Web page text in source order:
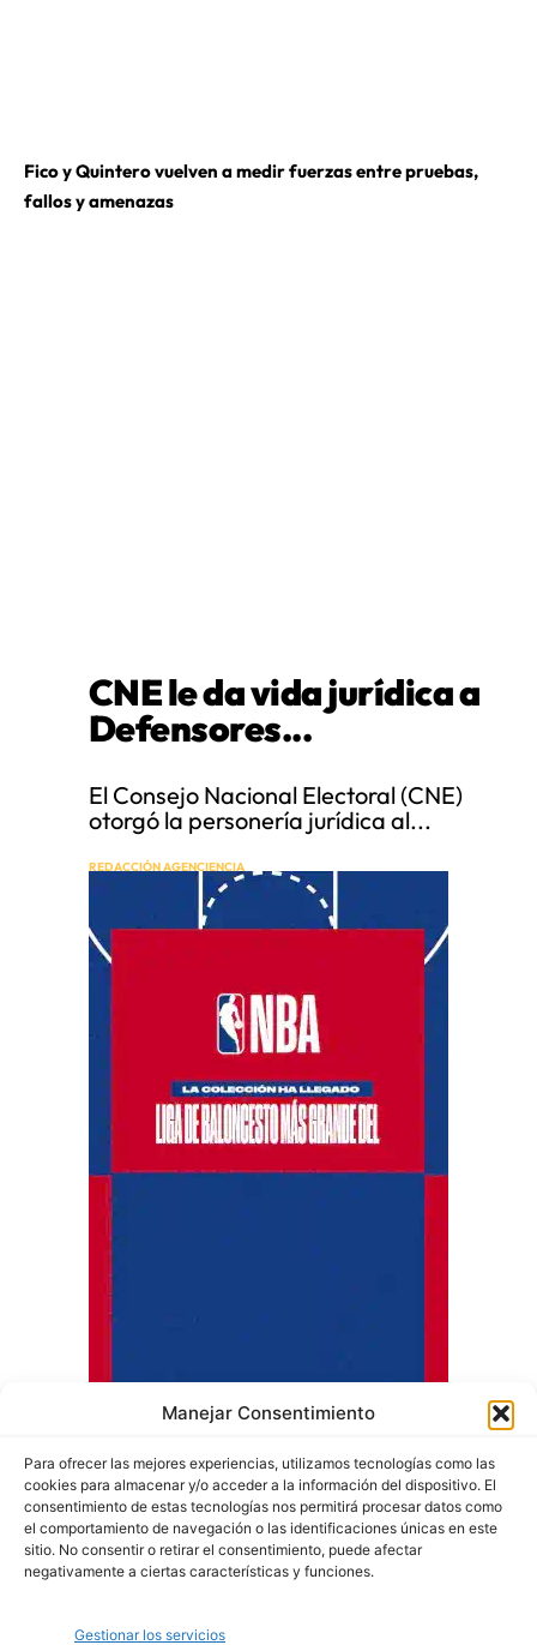
Manejar Consentimiento
Para ofrecer las mejores experiencias, utilizamos tecnologías como las
cookies para almacenar y/o acceder a la información del dispositivo. El
consentimiento de estas tecnologías nos permitirá procesar datos como
el comportamiento de navegación o las identificaciones únicas en este
sitio. No consentir o retirar el consentimiento, puede afectar
negativamente a ciertas características y funciones.
Gestionar los servicios
Fico y Quintero vuelven a medir fuerzas entre pruebas,
fallos y amenazas
CNE le da vida jurídica a
Defensores...
El Consejo Nacional Electoral (CNE)
otorgó la personería jurídica al...
REDACCIÓN AGENCIENCIA